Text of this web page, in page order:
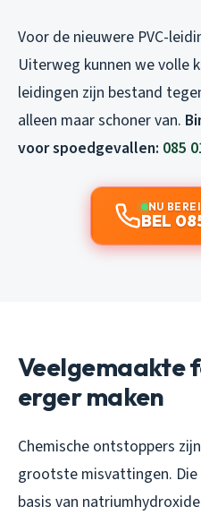
Voor de nieuwere PVC-
Uiterweg kunnen we volle
leidingen zijn bestand
alleen maar schoner van.
voor spoedgevallen: 085
NU
BEL
Veelgemaakte
erger maken
Chemische ontstoppers
grootste misvattingen.
basis van